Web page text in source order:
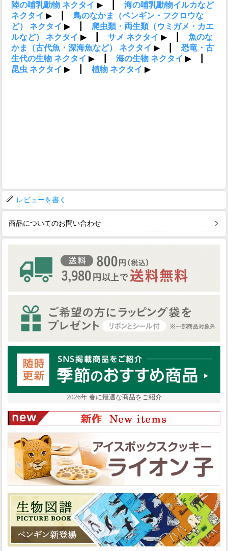
レビューを書く
商品についてのお問い合わせ